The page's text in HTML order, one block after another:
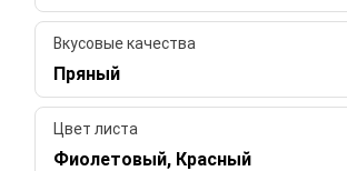
Вкусовые качества
Пряный
Цвет листа
Фиолетовый, Красный